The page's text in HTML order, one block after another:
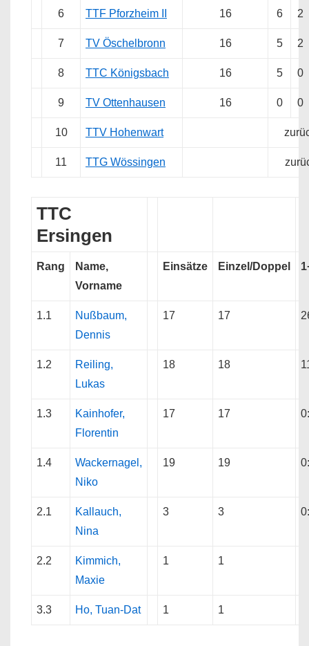
6 TTF Pforzheim II 16 6 2
7 TV Öschelbronn 16 5 2
8 TTC Königsbach 16 5 0
9 TV Ottenhausen 16 0 0
10 TTV Hohenwart
11 TTG Wössingen
TTC
Ersingen
Rang
Name,
Vorname
Einsätze Einzel/Doppel
1.1
Nußbaum,
Dennis
17 17
1.2
Reiling,
Lukas
18 18
1.3
Kainhofer,
Florentin
17 17
1.4
Wackernagel,
Niko
19 19
2.1
Kallauch,
Nina
3 3
2.2
Kimmich,
Maxie
1 1
3.3 Ho, Tuan-Dat 1 1